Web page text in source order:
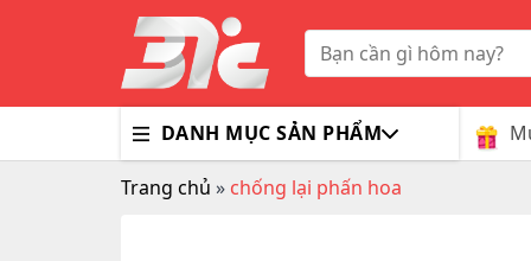
Tìm
kiếm:
DANH MỤC SẢN PHẨM
Tim
Trang chủ » chống lại phấn hoa